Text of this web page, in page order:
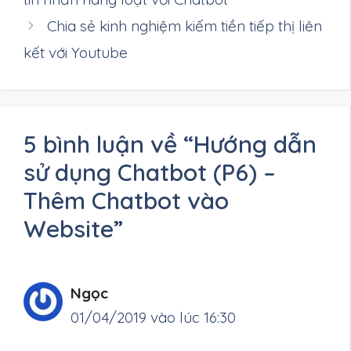
Chia sẻ kinh nghiệm kiếm tiền tiếp thị liên
kết với Youtube
5 bình luận về “Hướng dẫn
sử dụng Chatbot (P6) –
Thêm Chatbot vào
Website”
Ngọc
01/04/2019 vào lúc 16:30